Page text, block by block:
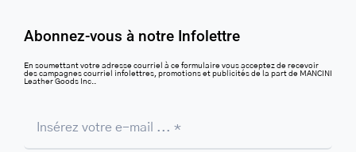
Abonnez-vous à notre Infolettre
En soumettant votre adresse courriel à ce formulaire vous acceptez de recevoir
des campagnes courriel infolettres, promotions et publicités de la part de MANCINI
Leather Goods Inc..